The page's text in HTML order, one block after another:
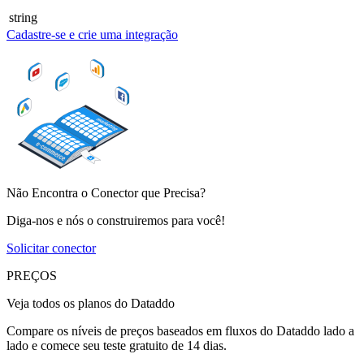
string
Cadastre-se e crie uma integração
Não Encontra o Conector que Precisa?
Diga-nos e nós o construiremos para você!
Solicitar conector
PREÇOS
Veja todos os planos do Dataddo
Compare os níveis de preços baseados em fluxos do Dataddo lado a
lado e comece seu teste gratuito de 14 dias.